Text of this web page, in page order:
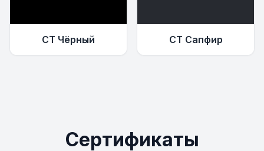
СТ Чёрный СТ Сапфир
Сертификаты